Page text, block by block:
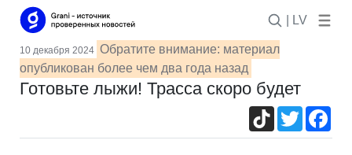
| LV
10 декабря 2024 Обратите внимание: материал
опубликован более чем два года назад
Готовьте лыжи! Трасса скоро будет
TikTokTwitter